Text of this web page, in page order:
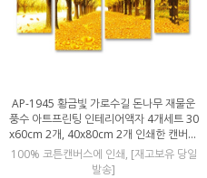
AP-1945 황금빛 가로수길 돈나무 재물운
풍수 아트프린팅 인테리어액자 4개세트 30
x60cm 2개, 40x80cm 2개 인쇄한 캔버스
판넬
100% 코튼캔버스에 인쇄, [재고보유 당일
발송]